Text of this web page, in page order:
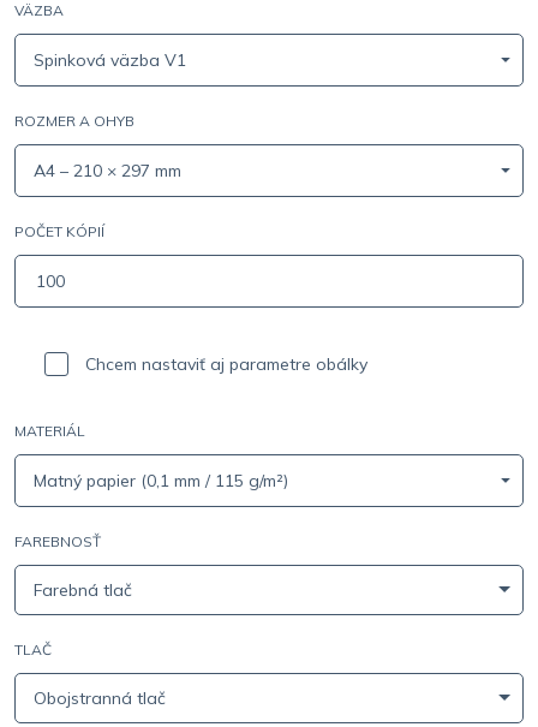
VÄZBA
Spinková väzba V1
ROZMER A OHYB
A4 – 210 × 297 mm
POČET KÓPIÍ
Chcem nastaviť aj parametre obálky
MATERIÁL
Matný papier (0,1 mm / 115 g/m²)
FAREBNOSŤ
Farebná tlač
TLAČ
Obojstranná tlač